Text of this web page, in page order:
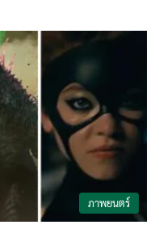
ภาพยนตร์